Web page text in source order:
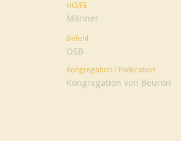
HO/FE
Männer
Befehl
OSB
Kongregation / Föderation
Kongregation von Beuron